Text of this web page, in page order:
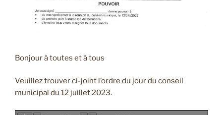
Bonjour à toutes et à tous
Veuillez trouver ci-joint l’ordre du jour du conseil
municipal du 12 juillet 2023.